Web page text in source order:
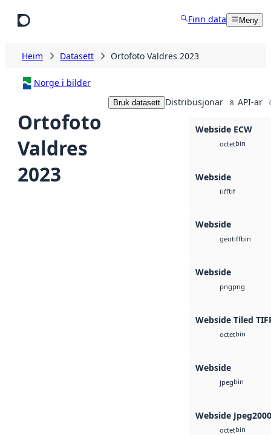
Finn data Meny
Heim Datasett Ortofoto Valdres 2023
Norge i bilder
Ortofoto
Valdres
2023
Bruk datasett Distribusjonar 8 API-ar
Webside ECW
octetbin
Webside
tifftif
Webside
geotiffbin
Webside
pngpng
Webside Tiled
octetbin
Webside
jpegbin
Webside Jpeg2000
octetbin